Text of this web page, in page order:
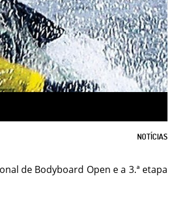
NOTÍCIAS
de Bodyboard Open e a 3.ª etapa